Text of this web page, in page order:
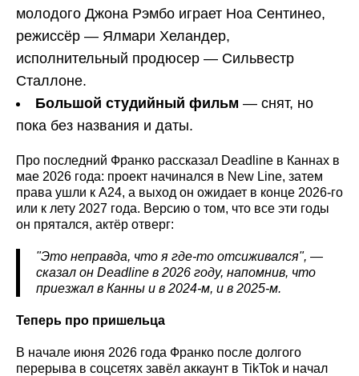
молодого Джона Рэмбо играет Ноа Сентинео,
режиссёр — Ялмари Хеландер,
исполнительный продюсер — Сильвестр
Сталлоне.
Большой студийный фильм — снят, но
пока без названия и даты.
Про последний Франко рассказал Deadline в Каннах в
мае 2026 года: проект начинался в New Line, затем
права ушли к A24, а выход он ожидает в конце 2026-го
или к лету 2027 года. Версию о том, что все эти годы
он прятался, актёр отверг:
"Это неправда, что я где-то отсиживался", —
сказал он Deadline в 2026 году, напомнив, что
приезжал в Канны и в 2024-м, и в 2025-м.
Теперь про пришельца
В начале июня 2026 года Франко после долгого
перерыва в соцсетях завёл аккаунт в TikTok и начал